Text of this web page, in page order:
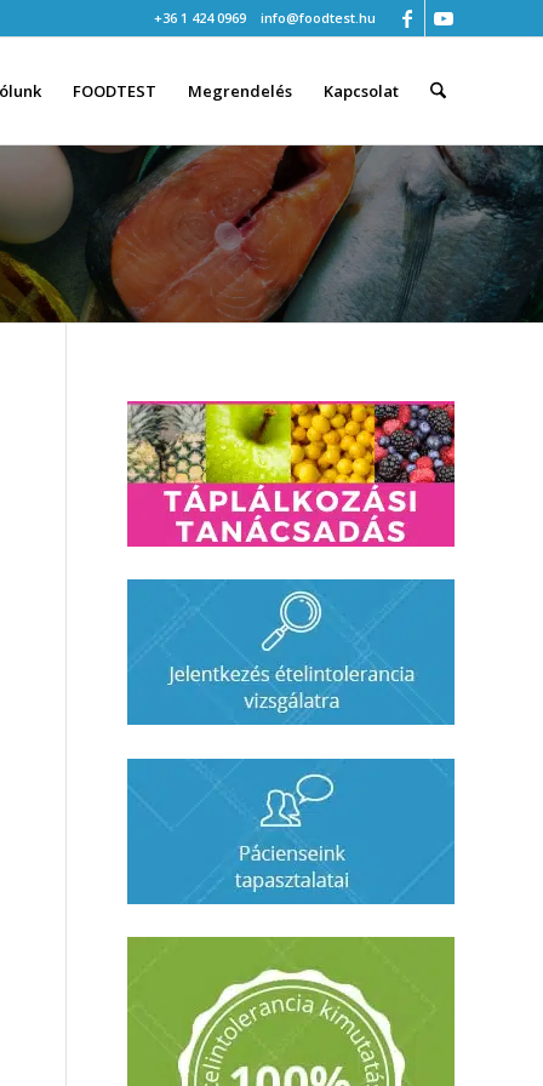
+36 1 424 0969 info@foodtest.hu
FOODTEST Megrendelés Kapcsolat